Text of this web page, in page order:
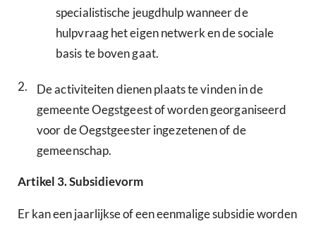
specialistische jeugdhulp wanneer de
hulpvraag het eigen netwerk en de sociale
basis te boven gaat.
2.
De activiteiten dienen plaats te vinden in de
gemeente Oegstgeest of worden georganiseerd
voor de Oegstgeester ingezetenen of de
gemeenschap.
Artikel 3.Subsidievorm
Er kan een jaarlijkse of een eenmalige subsidie worden